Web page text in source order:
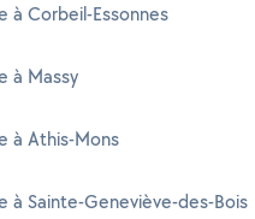
à Corbeil-Essonnes
à Massy
à Athis-Mons
à Sainte-Geneviève-des-Bois